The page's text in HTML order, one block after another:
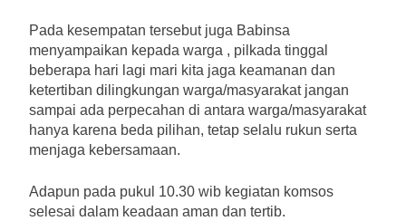
Pada kesempatan tersebut juga Babinsa
menyampaikan kepada warga , pilkada tinggal
beberapa hari lagi mari kita jaga keamanan dan
ketertiban dilingkungan warga/masyarakat jangan
sampai ada perpecahan di antara warga/masyarakat
hanya karena beda pilihan, tetap selalu rukun serta
menjaga kebersamaan.
Adapun pada pukul 10.30 wib kegiatan komsos
selesai dalam keadaan aman dan tertib.